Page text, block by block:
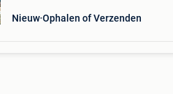
Nieuw Ophalen of Verzenden